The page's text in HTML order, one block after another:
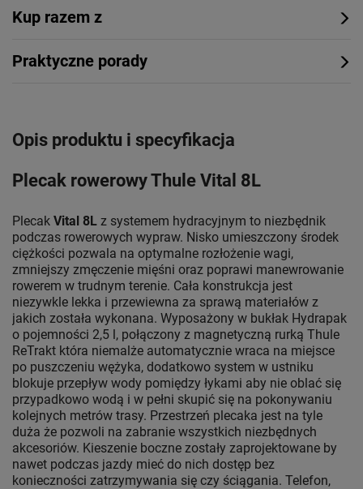
Kup razem z
Praktyczne porady
Opis produktu i specyfikacja
Plecak rowerowy Thule Vital 8L
Plecak Vital 8L z systemem hydracyjnym to niezbędnik
podczas rowerowych wypraw. Nisko umieszczony środek
ciężkości pozwala na optymalne rozłożenie wagi,
zmniejszy zmęczenie mięśni oraz poprawi manewrowanie
rowerem w trudnym terenie. Cała konstrukcja jest
niezywkle lekka i przewiewna za sprawą materiałów z
jakich została wykonana. Wyposażony w bukłak Hydrapak
o pojemności 2,5 l, połączony z magnetyczną rurką Thule
ReTrakt która niemalże automatycznie wraca na miejsce
po puszczeniu wężyka, dodatkowo system w ustniku
blokuje przepływ wody pomiędzy łykami aby nie oblać się
przypadkowo wodą i w pełni skupić się na pokonywaniu
kolejnych metrów trasy. Przestrzeń plecaka jest na tyle
duża że pozwoli na zabranie wszystkich niezbędnych
akcesoriów. Kieszenie boczne zostały zaprojektowane by
nawet podczas jazdy mieć do nich dostęp bez
konieczności zatrzymywania się czy ściągania. Telefon,